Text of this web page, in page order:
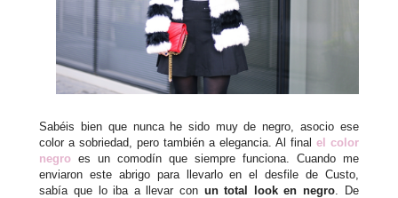
Sabéis bien que nunca he sido muy de negro, asocio ese
color a sobriedad, pero también a elegancia. Al final el color
negro es un comodín que siempre funciona. Cuando me
enviaron este abrigo para llevarlo en el desfile de Custo,
sabía que lo iba a llevar con un total look en negro . De